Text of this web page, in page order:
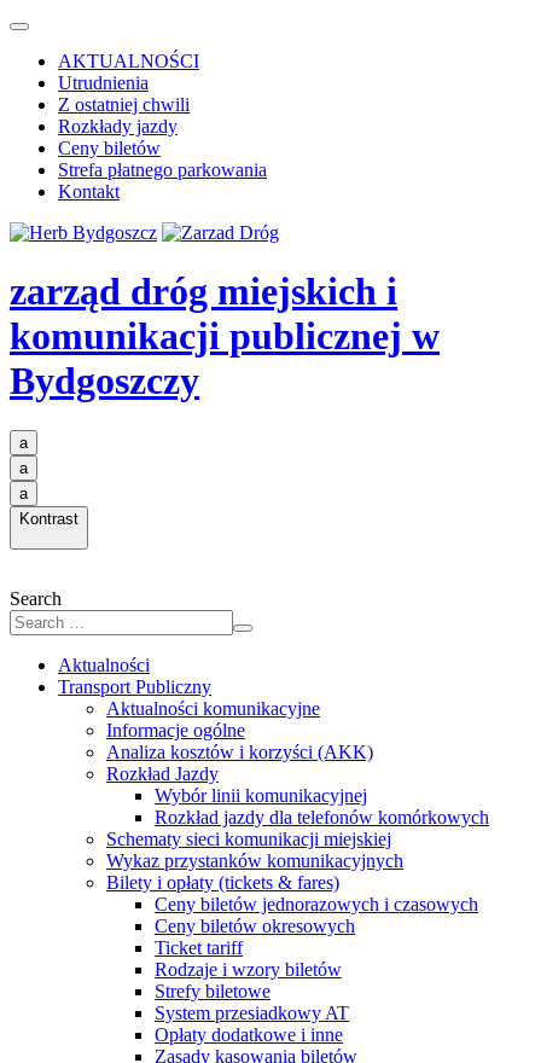
AKTUALNOŚCI
Utrudnienia
Z ostatniej chwili
Rozkłady jazdy
Ceny biletów
Strefa płatnego parkowania
Kontakt
zarząd dróg miejskich i
komunikacji publicznej w
Bydgoszczy
a
a
a
Kontrast
Search
Aktualności
Transport Publiczny
Aktualności komunikacyjne
Informacje ogólne
Analiza kosztów i korzyści (AKK)
Rozkład Jazdy
Wybór linii komunikacyjnej
Rozkład jazdy dla telefonów komórkowych
Schematy sieci komunikacji miejskiej
Wykaz przystanków komunikacyjnych
Bilety i opłaty (tickets & fares)
Ceny biletów jednorazowych i czasowych
Ceny biletów okresowych
Ticket tariff
Rodzaje i wzory biletów
Strefy biletowe
System przesiadkowy AT
Opłaty dodatkowe i inne
Zasady kasowania biletów